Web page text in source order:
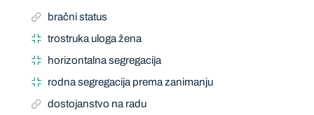
bračni status
trostruka uloga žena
horizontalna segregacija
rodna segregacija prema zanimanju
dostojanstvo na radu